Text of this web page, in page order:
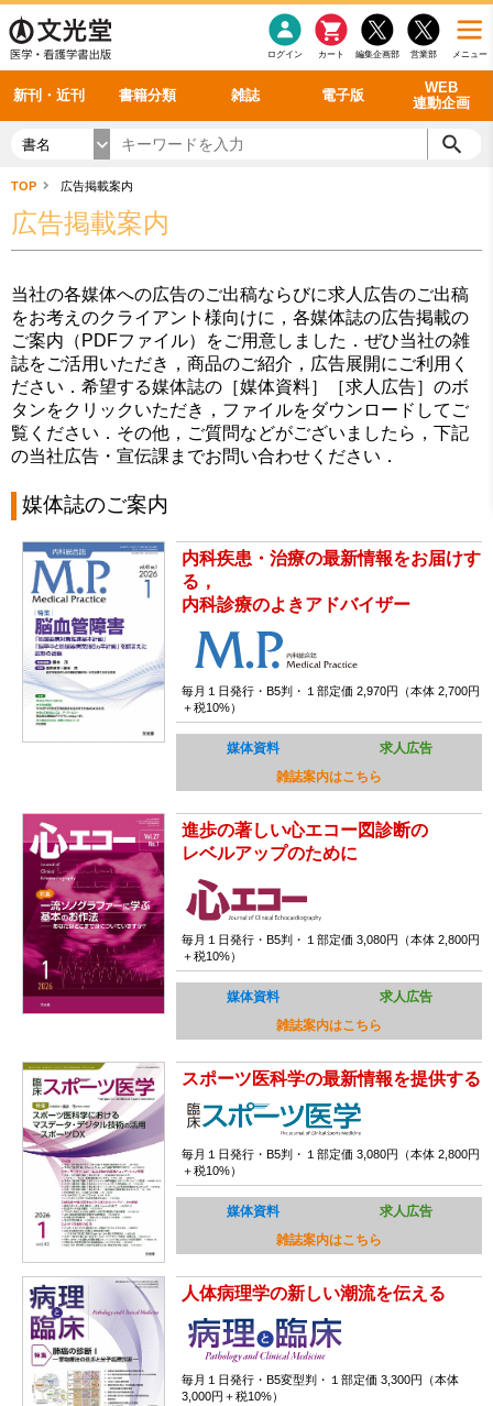
メニュー
営業部
編集企画部
カート
ログイン
新刊・近刊 書籍分類 雑誌 電子版
WEB
連動企画
感染症 老年医学
看護・介護
呼吸器
循環器
シリーズ一覧
雑誌投稿規定
理学療法
雑誌案内・年間購読 最新号 バックナンバー
電子書籍
電子雑誌
書籍「データに基づく臨床動作分析」WEB動画
書籍「眼手術学」WEB動画
書籍「神経症候学 II 改訂第二版」 WEB動画
新刊一覧
今後の発行予定
書名
TOP 広告掲載案内
広告掲載案内
当社の各媒体への広告のご出稿ならびに求人広告のご出稿
をお考えのクライアント様向けに，各媒体誌の広告掲載の
ご案内（PDFファイル）をご用意しました．ぜひ当社の雑
誌をご活用いただき，商品のご紹介，広告展開にご利用く
ださい．希望する媒体誌の［媒体資料］［求人広告］のボ
タンをクリックいただき，ファイルをダウンロードしてご
覧ください．その他，ご質問などがございましたら，下記
の当社広告・宣伝課までお問い合わせください．
媒体誌のご案内
内科疾患・治療の最新情報をお届けす
る，
内科診療のよきアドバイザー
毎月１日発行・B5判・１部定価 2,970円（本体 2,700円
＋税10%）
媒体資料
求人広告
雑誌案内はこちら
進歩の著しい心エコー図診断の
レベルアップのために
毎月１日発行・B5判・１部定価 3,080円（本体 2,800円
＋税10%）
媒体資料
求人広告
雑誌案内はこちら
スポーツ医科学の最新情報を提供する
毎月１日発行・B5判・１部定価 3,080円（本体 2,800円
＋税10%）
媒体資料
求人広告
雑誌案内はこちら
人体病理学の新しい潮流を伝える
毎月１日発行・B5変型判・１部定価 3,300円（本体
3,000円＋税10%）